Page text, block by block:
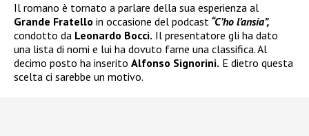
Il romano è tornato a parlare della sua esperienza al
Grande Fratello in occasione del podcast “C’ho l’ansia”,
condotto da Leonardo Bocci. Il presentatore gli ha dato
una lista di nomi e lui ha dovuto farne una classifica. Al
decimo posto ha inserito Alfonso Signorini. E dietro questa
scelta ci sarebbe un motivo.